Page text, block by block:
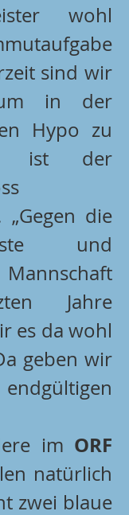
wohl
sind wir
in der
Hypo zu
ist der
„Gegen die
und
Jahre
es da wohl
geben wir
im ORF
natürlich
zwei blaue